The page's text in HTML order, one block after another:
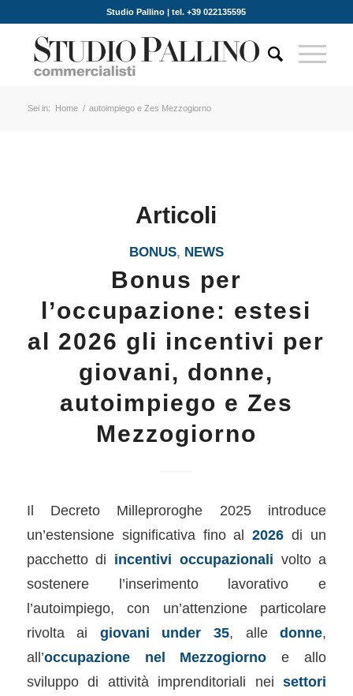
Studio Pallino | tel. +39 022135595
Sei in: Home / autoimpiego e Zes Mezzogiorno
Articoli
BONUS, NEWS
Bonus per
l’occupazione: estesi
al 2026 gli incentivi per
giovani, donne,
autoimpiego e Zes
Mezzogiorno
Il Decreto Milleproroghe 2025 introduce
un’estensione significativa fino al2026 di un
pacchetto di incentivi occupazionali volto a
sostenere l’inserimento lavorativo e
l’autoimpiego, con un’attenzione particolare
rivolta ai giovani under 35, alledonne,
all’occupazione nel Mezzogiorno e allo
sviluppo di attività imprenditoriali neisettori